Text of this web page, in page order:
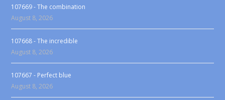
107669 - The combination
August 8, 2026
107668 - The incredible
August 8, 2026
107667 - Perfect blue
August 8, 2026